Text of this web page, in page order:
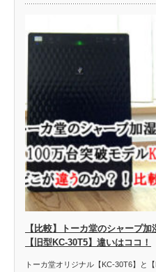
【比較】トーカ堂のシャープ
【旧型KC-30T5】違いはココ！
トーカ堂オリジナル【KC-30T6】と